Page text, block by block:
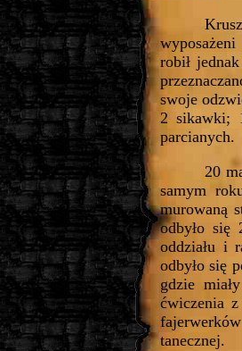
robił
swoje
2 sikawki;
parcianych.
20
samym
murowaną
odbyło się
oddziału i
odbyło się
gdzie
ćwiczenia
tanecznej.